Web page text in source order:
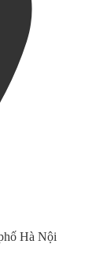
Hà Nội